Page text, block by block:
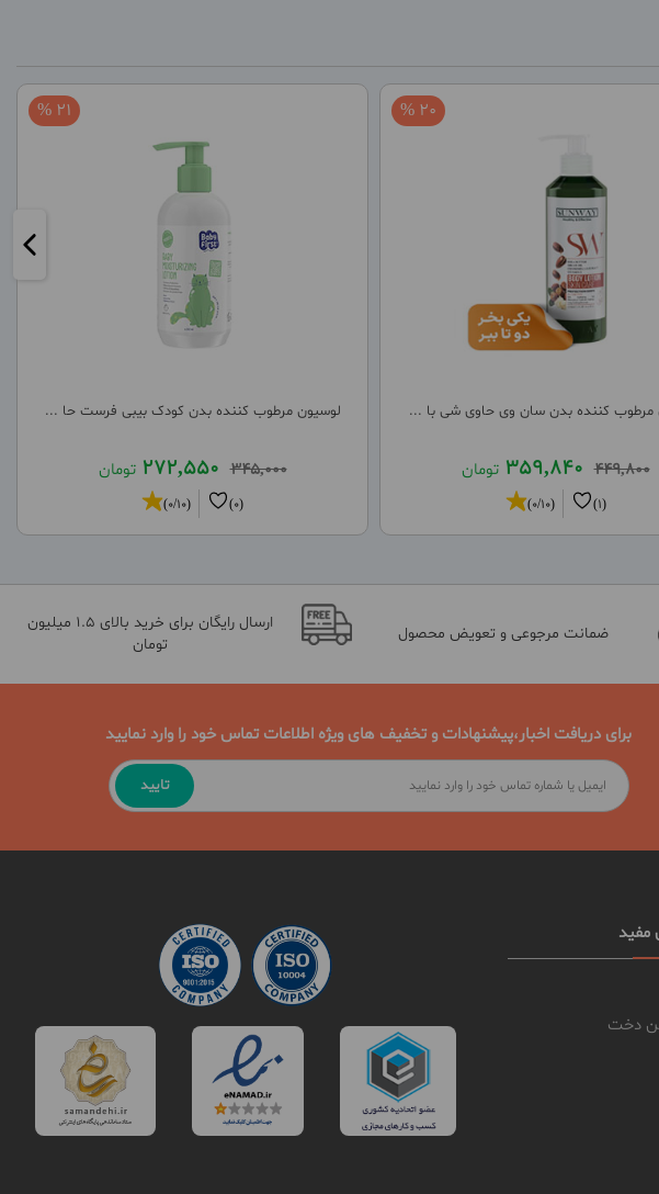
لوسیون مرطوب کننده بدن کودک بیبی فرست حا ...
345,000
272,550 تومان
21 %
(0)
(0/10)
مرطوب کننده بدن سان وی حاوی شی با ...
449,800
359,840 تومان
20 %
(1)
(0/10)
ضمانت مرجوعی و تعویض محصول
ارسال رایگان برای خرید بالای 1.5 میلیون
تومان
برای دریافت اخبار،پیشنهادات و تخفیف های ویژه اطلاعات تماس خود را وارد نمایید
تایید
مفید
دخت